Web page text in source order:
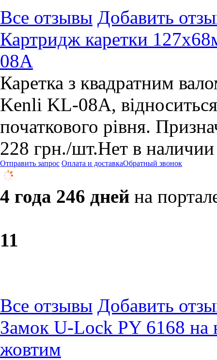
Все отзывы Добавить
Картридж каретки
08A
Каретка з квадратним
Kenli KL-08A, відноситься
початкового рівня.
228 грн./шт.Нет в наличии
Отправить запрос Оплата и доставкаОбратный звонок
4 года 246 дней на
11
Все отзывы Добавить
Замок U-Lock PY 6168
жовтим